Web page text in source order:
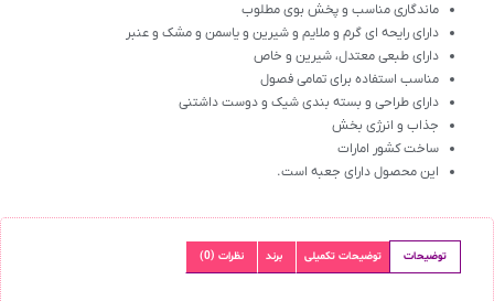
ماندگاری مناسب و پخش بوی مطلوب
دارای رایحه ای گرم و ملایم و شیرین و یاسمن و مشک و عنبر
دارای طبعی معتدل، شیرین و خاص
مناسب استفاده برای تمامی فصول
دارای طراحی و بسته بندی شیک و دوست داشتنی
جذاب و انرژی بخش
ساخت کشور امارات
این محصول دارای جعبه است.
توضیحات توضیحات تکمیلی برند نظرات (0)